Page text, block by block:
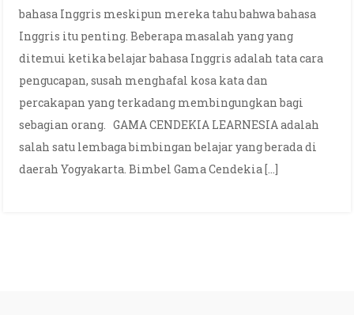
bahasa Inggris meskipun mereka tahu bahwa bahasa
Inggris itu penting. Beberapa masalah yang yang
ditemui ketika belajar bahasa Inggris adalah tata cara
pengucapan, susah menghafal kosa kata dan
percakapan yang terkadang membingungkan bagi
sebagian orang. GAMA CENDEKIA LEARNESIA adalah
salah satu lembaga bimbingan belajar yang berada di
daerah Yogyakarta. Bimbel Gama Cendekia […]